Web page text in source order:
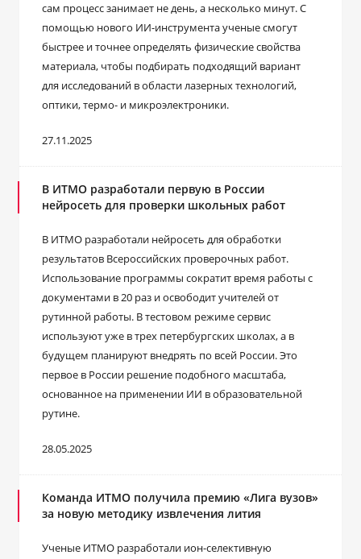
сам процесс занимает не день, а несколько минут. С
помощью нового ИИ-инструмента ученые смогут
быстрее и точнее определять физические свойства
материала, чтобы подбирать подходящий вариант
для исследований в области лазерных технологий,
оптики, термо- и микроэлектроники.
27.11.2025
В ИТМО разработали первую в России
нейросеть для проверки школьных работ
В ИТМО разработали нейросеть для обработки
результатов Всероссийских проверочных работ.
Использование программы сократит время работы с
документами в 20 раз и освободит учителей от
рутинной работы. В тестовом режиме сервис
используют уже в трех петербургских школах, а в
будущем планируют внедрять по всей России. Это
первое в России решение подобного масштаба,
основанное на применении ИИ в образовательной
рутине.
28.05.2025
Команда ИТМО получила премию «Лига вузов»
за новую методику извлечения лития
Ученые ИТМО разработали ион-селективную